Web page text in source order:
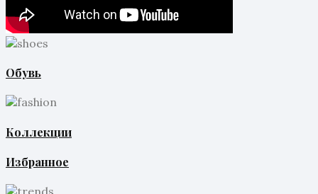
Обувь
Коллекции
Избранное